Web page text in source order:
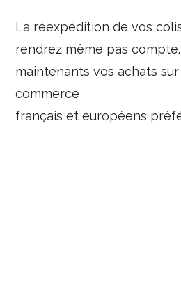
La réexpédition de vos
rendrez même pas
maintenants vos achats
commerce
français et européens